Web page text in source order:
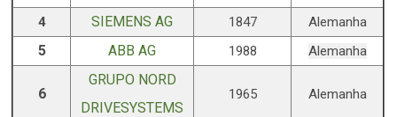
4 SIEMENS AG 1847 Alemanha
5 ABB AG 1988 Alemanha
6
GRUPO NORD
DRIVESYSTEMS
1965 Alemanha